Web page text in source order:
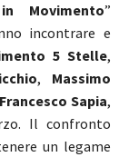
Movimento”
incontrare e
5 Stelle,
, Massimo
Francesco Sapia,
Il confronto
un legame